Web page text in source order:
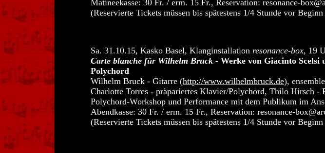
Matineekasse: 30 Fr. / erm. 15 Fr., Reservation: resonance-
(Reservierte Tickets müssen bis spätestens 1/4 Stunde vor
Sa. 31.10.15, Kasko Basel, Klanginstallation resonance-box, 19
Carte blanche für Wilhelm Bruck - Werke von Giacinto
Polychord
Wilhelm Bruck - Gitarre (http://www.wilhelmbruck.de),
Charlotte Torres - präpariertes Klavier/Polychord, Thilo Hirsch -
Polychord-Workshop und Performance mit dem Publikum im
Abendkasse: 30 Fr. / erm. 15 Fr., Reservation: resonance-
(Reservierte Tickets müssen bis spätestens 1/4 Stunde vor